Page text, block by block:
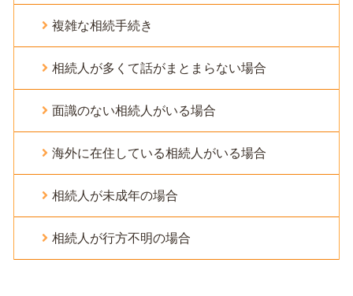
複雑な相続手続き
相続人が多くて話がまとまらない場合
面識のない相続人がいる場合
海外に在住している相続人がいる場合
相続人が未成年の場合
相続人が行方不明の場合